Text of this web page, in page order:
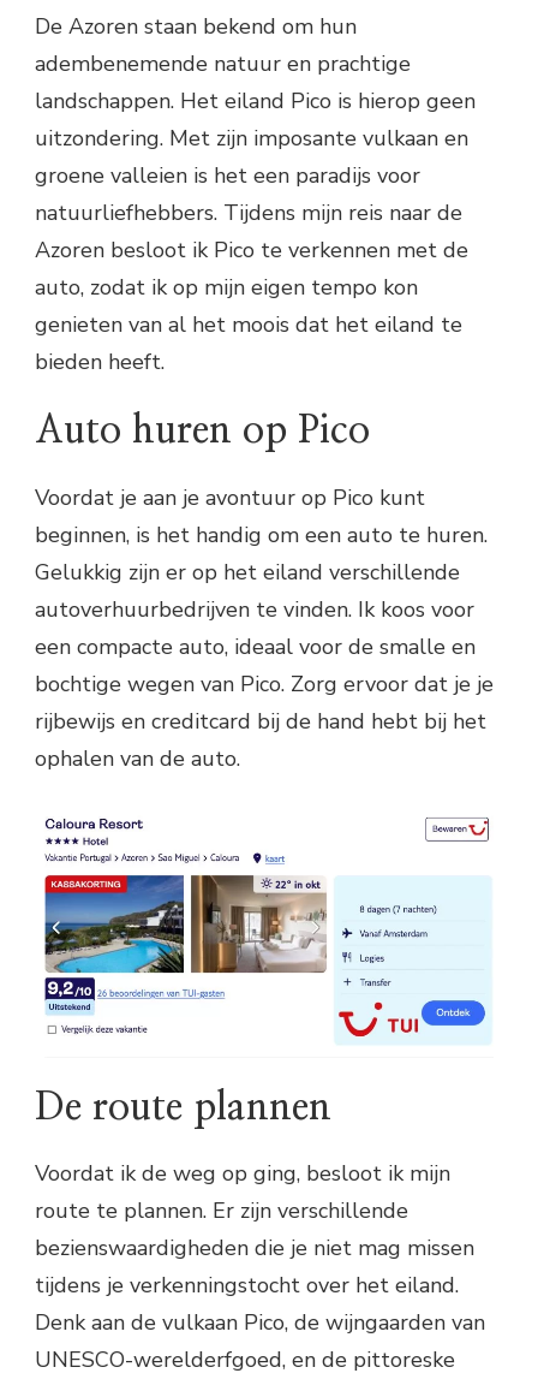
De Azoren staan bekend om hun
adembenemende natuur en prachtige
landschappen. Het eiland Pico is hierop geen
uitzondering. Met zijn imposante vulkaan en
groene valleien is het een paradijs voor
natuurliefhebbers. Tijdens mijn reis naar de
Azoren besloot ik Pico te verkennen met de
auto, zodat ik op mijn eigen tempo kon
genieten van al het moois dat het eiland te
bieden heeft.
Auto huren op Pico
Voordat je aan je avontuur op Pico kunt
beginnen, is het handig om een auto te huren.
Gelukkig zijn er op het eiland verschillende
autoverhuurbedrijven te vinden. Ik koos voor
een compacte auto, ideaal voor de smalle en
bochtige wegen van Pico. Zorg ervoor dat je je
rijbewijs en creditcard bij de hand hebt bij het
ophalen van de auto.
De route plannen
Voordat ik de weg op ging, besloot ik mijn
route te plannen. Er zijn verschillende
bezienswaardigheden die je niet mag missen
tijdens je verkenningstocht over het eiland.
Denk aan de vulkaan Pico, de wijngaarden van
UNESCO-werelderfgoed, en de pittoreske